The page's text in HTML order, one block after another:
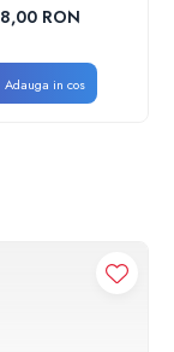
CROMRON
Adauga in cos